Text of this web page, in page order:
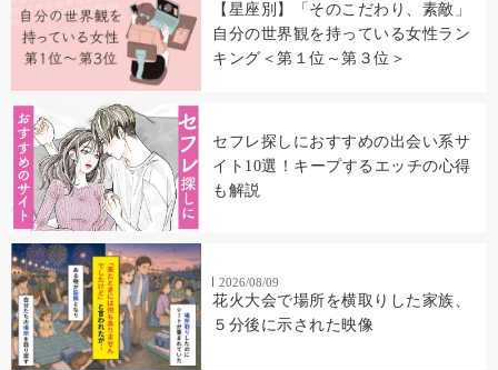
【星座別】「そのこだわり、素敵」
自分の世界観を持っている女性ラン
キング＜第１位～第３位＞
セフレ探しにおすすめの出会い系サ
イト10選！キープするエッチの心得
も解説
2026/08/09
花火大会で場所を横取りした家族、
５分後に示された映像